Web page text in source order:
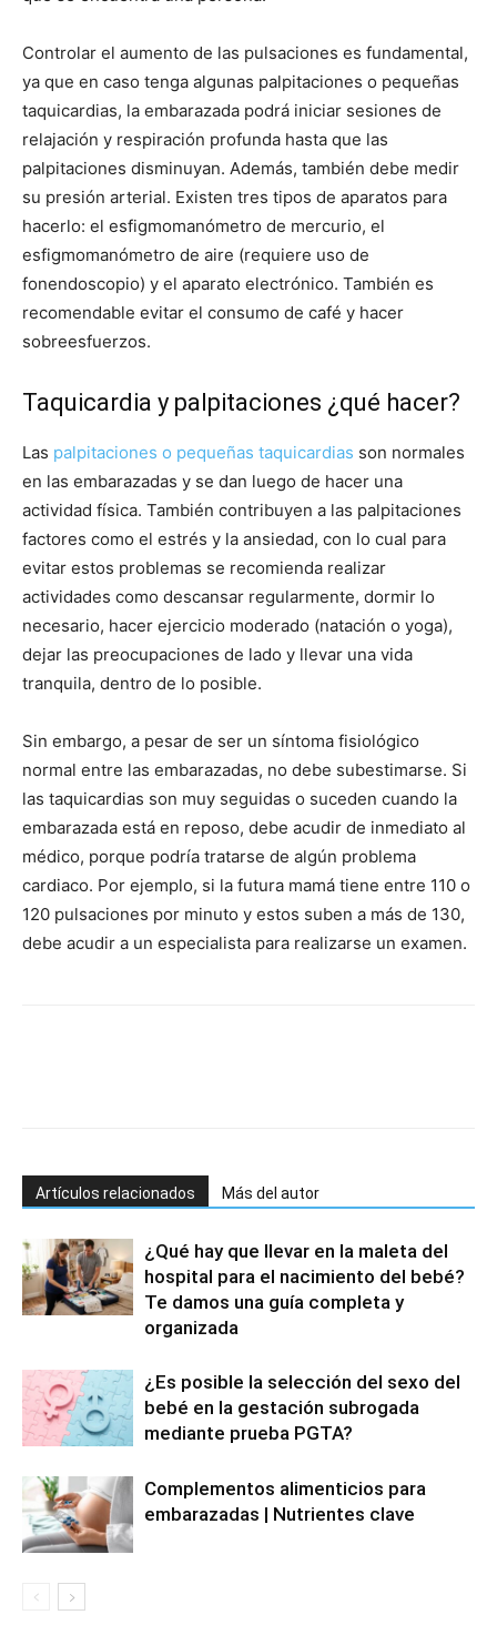
Controlar el aumento de las pulsaciones es fundamental,
ya que en caso tenga algunas palpitaciones o pequeñas
taquicardias, la embarazada podrá iniciar sesiones de
relajación y respiración profunda hasta que las
palpitaciones disminuyan. Además, también debe medir
su presión arterial. Existen tres tipos de aparatos para
hacerlo: el esfigmomanómetro de mercurio, el
esfigmomanómetro de aire (requiere uso de
fonendoscopio) y el aparato electrónico. También es
recomendable evitar el consumo de café y hacer
sobreesfuerzos.
Taquicardia y palpitaciones ¿qué hacer?
Las palpitaciones o pequeñas taquicardias son normales
en las embarazadas y se dan luego de hacer una
actividad física. También contribuyen a las palpitaciones
factores como el estrés y la ansiedad, con lo cual para
evitar estos problemas se recomienda realizar
actividades como descansar regularmente, dormir lo
necesario, hacer ejercicio moderado (natación o yoga),
dejar las preocupaciones de lado y llevar una vida
tranquila, dentro de lo posible.
Sin embargo, a pesar de ser un síntoma fisiológico
normal entre las embarazadas, no debe subestimarse. Si
las taquicardias son muy seguidas o suceden cuando la
embarazada está en reposo, debe acudir de inmediato al
médico, porque podría tratarse de algún problema
cardiaco. Por ejemplo, si la futura mamá tiene entre 110 o
120 pulsaciones por minuto y estos suben a más de 130,
debe acudir a un especialista para realizarse un examen.
Artículos relacionados Más del autor
¿Qué hay que llevar en la maleta del
hospital para el nacimiento del bebé?
Te damos una guía completa y
organizada
¿Es posible la selección del sexo del
bebé en la gestación subrogada
mediante prueba PGTA?
Complementos alimenticios para
embarazadas | Nutrientes clave